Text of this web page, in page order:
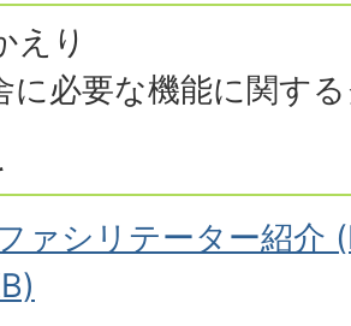
えり
に必要な機能に関す
ァシリテーター紹介